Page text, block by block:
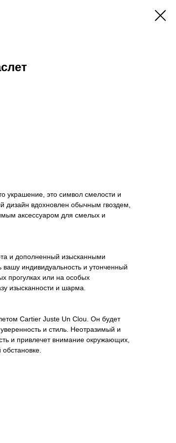
украшение, это символ смелости и
дизайн вдохновлен обычным гвоздем,
аксессуаром для смелых и
и дополненный изысканными
вашу индивидуальность и утонченный
прогулках или на особых
изысканности и шарма.
Cartier Juste Un Clou. Он будет
и стиль. Неотразимый и
и привлечет внимание окружающих,